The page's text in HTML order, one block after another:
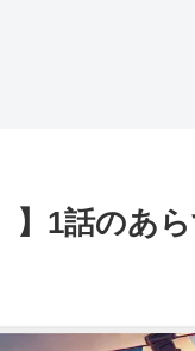
】1話のあ